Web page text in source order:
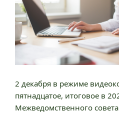
2 декабря в режиме
пятнадцатое, итоговое в
Межведомственного